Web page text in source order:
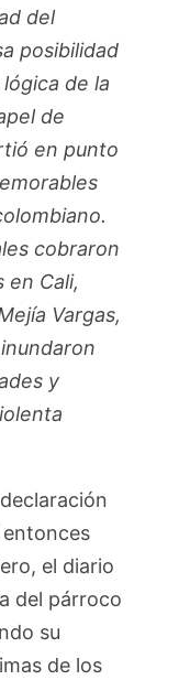
del
posibilidad
de la
de
en punto
cobraron
en Cali,
Vargas,
y
el diario
del párroco
su
de los